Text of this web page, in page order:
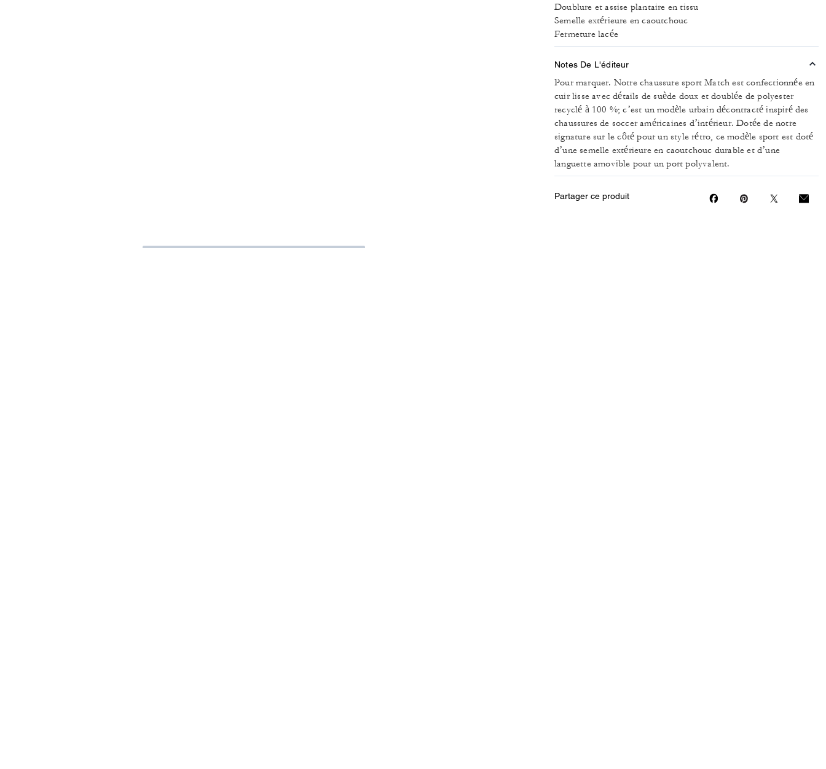
Doublure et assise plantaire en tissu
Semelle extérieure en caoutchouc
Fermeture lacée
Notes De L'éditeur
Pour marquer. Notre chaussure sport Match est confectionnée en
cuir lisse avec détails de suède doux et doublée de polyester
recyclé à 100 %; c’est un modèle urbain décontracté inspiré des
chaussures de soccer américaines d’intérieur. Dotée de notre
signature sur le côté pour un style rétro, ce modèle sport est doté
d’une semelle extérieure en caoutchouc durable et d’une
languette amovible pour un port polyvalent.
Partager ce produit